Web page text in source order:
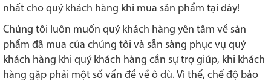
nhất cho quý khách hàng khi mua sản phẩm tại đây!
Chúng tôi luôn muốn quý khách hàng yên tâm về sản
phẩm đã mua của chúng tôi và sẵn sàng phục vụ quý
khách hàng khi quý khách hàng cần sự trợ giúp, khi khách
hàng gặp phải một số vấn đề về ô dù. Vì thế, chế độ bảo